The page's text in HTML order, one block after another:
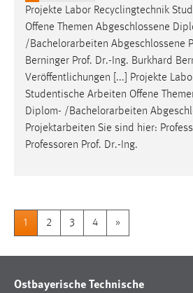
Projekte Labor Recyclingtechnik
Offene Themen Abgeschlossene
/Bachelorarbeiten Abgeschlossene
Berninger Prof. Dr.-Ing. Burkhard
Veröffentlichungen [...] Projekte
Studentische Arbeiten Offene
Diplom- /Bachelorarbeiten
Projektarbeiten Sie sind hier:
Professoren Prof. Dr.-Ing.
1 2 3 4 »
Ostbayerische Technische